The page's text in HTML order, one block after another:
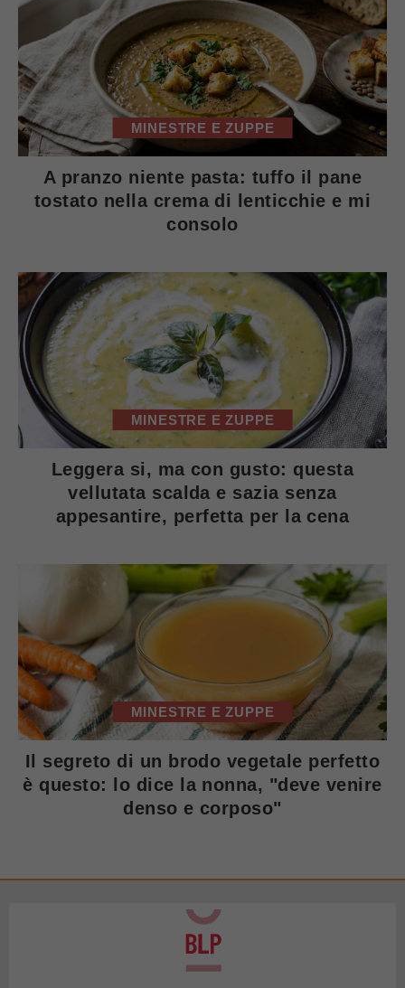
MINESTRE E ZUPPE
A pranzo niente pasta: tuffo il pane
tostato nella crema di lenticchie e mi
consolo
MINESTRE E ZUPPE
Leggera si, ma con gusto: questa
vellutata scalda e sazia senza
appesantire, perfetta per la cena
MINESTRE E ZUPPE
Il segreto di un brodo vegetale perfetto
è questo: lo dice la nonna, "deve venire
denso e corposo"